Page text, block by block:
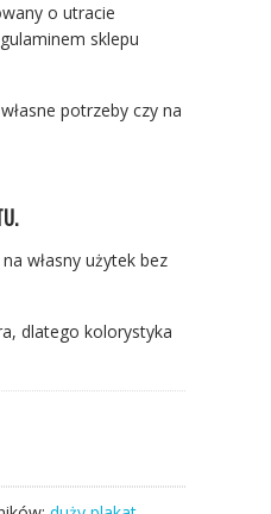
o utracie
sklepu
potrzeby czy na
własny użytek bez
dlatego kolorystyka